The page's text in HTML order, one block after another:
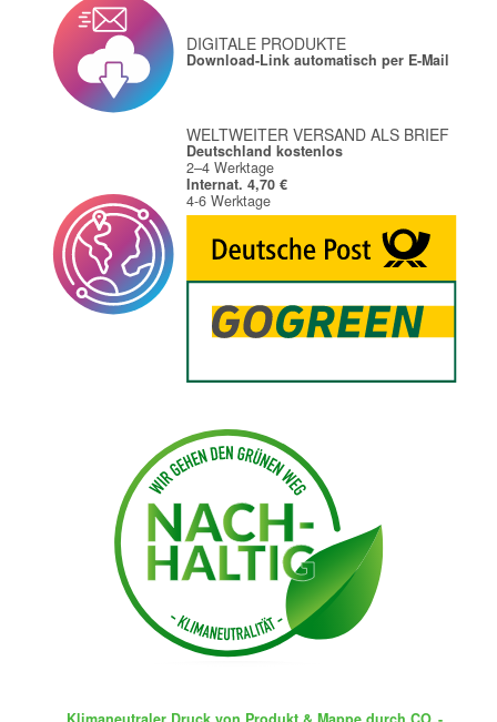
DIGITALE PRODUKTE
Download-Link automatisch per E-Mail
WELTWEITER VERSAND ALS BRIEF
Deutschland kostenlos
2–4 Werktage
Internat. 4,70 €
4-6 Werktage